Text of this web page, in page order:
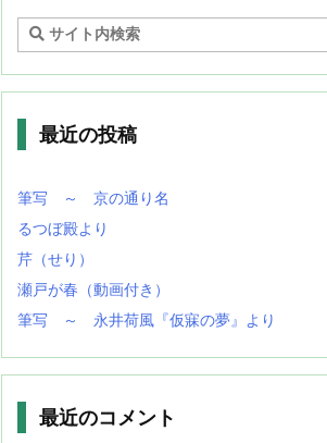
最近の投稿
筆写 ～ 京の通り名
るつぼ殿より
芹（せり）
瀬戸が春（動画付き）
筆写 ～ 永井荷風『仮寐の夢』より
最近のコメント